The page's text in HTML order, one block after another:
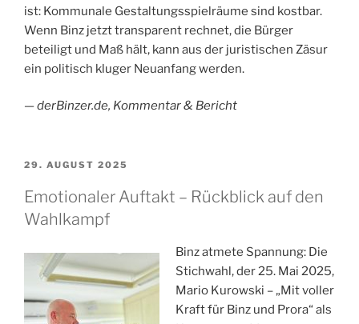
ist: Kommunale Gestaltungsspielräume sind kostbar.
Wenn Binz jetzt transparent rechnet, die Bürger
beteiligt und Maß hält, kann aus der juristischen Zäsur
ein politisch kluger Neuanfang werden.
— derBinzer.de, Kommentar & Bericht
VERÖFFENTLICHT
29. AUGUST 2025
Emotionaler Auftakt – Rückblick auf den
Wahlkampf
Binz atmete Spannung: Die
Stichwahl, der 25. Mai 2025,
Mario Kurowski – „Mit voller
Kraft für Binz und Prora“ als